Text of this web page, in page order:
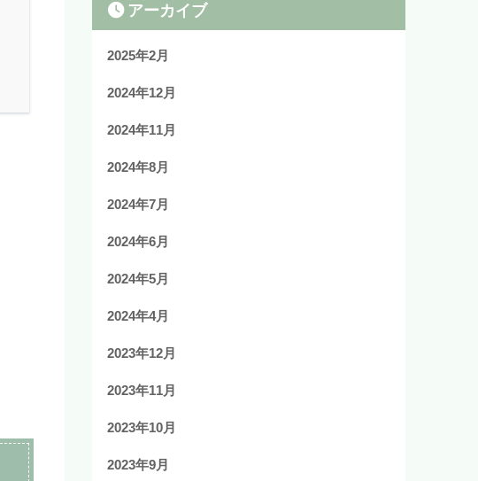
アーカイブ
2025年2月
2024年12月
2024年11月
2024年8月
2024年7月
2024年6月
2024年5月
2024年4月
2023年12月
2023年11月
2023年10月
2023年9月